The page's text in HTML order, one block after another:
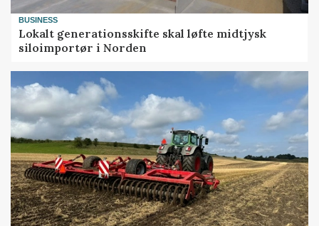
BUSINESS
Lokalt generationsskifte skal løfte midtjysk
siloimportør i Norden